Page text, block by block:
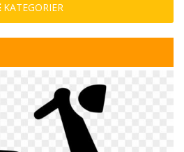
KATEGORIER